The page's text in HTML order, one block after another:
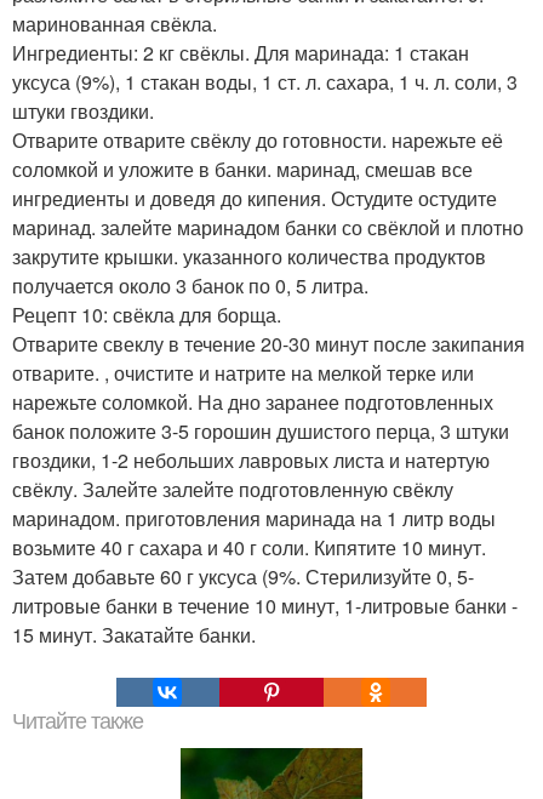
маринованная свёкла.
Ингредиенты: 2 кг свёклы. Для маринада: 1 стакан
уксуса (9%), 1 стакан воды, 1 ст. л. сахара, 1 ч. л. соли, 3
штуки гвоздики.
Отварите отварите свёклу до готовности. нарежьте её
соломкой и уложите в банки. маринад, смешав все
ингредиенты и доведя до кипения. Остудите остудите
маринад. залейте маринадом банки со свёклой и плотно
закрутите крышки. указанного количества продуктов
получается около 3 банок по 0, 5 литра.
Рецепт 10: свёкла для борща.
Отварите свеклу в течение 20-30 минут после закипания
отварите. , очистите и натрите на мелкой терке или
нарежьте соломкой. На дно заранее подготовленных
банок положите 3-5 горошин душистого перца, 3 штуки
гвоздики, 1-2 небольших лавровых листа и натертую
свёклу. Залейте залейте подготовленную свёклу
маринадом. приготовления маринада на 1 литр воды
возьмите 40 г сахара и 40 г соли. Кипятите 10 минут.
Затем добавьте 60 г уксуса (9%. Стерилизуйте 0, 5-
литровые банки в течение 10 минут, 1-литровые банки -
15 минут. Закатайте банки.
Читайте также